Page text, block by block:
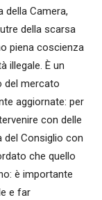
della Camera,
della scarsa
piena coscienza
illegale. È un
del mercato
aggiornate: per
con delle
del Consiglio con
che quello
è importante
e far